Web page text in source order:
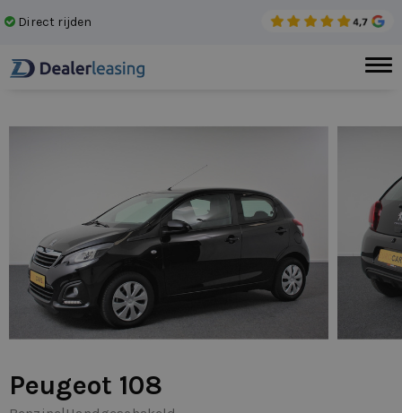
Direct rijden
Peugeot 108